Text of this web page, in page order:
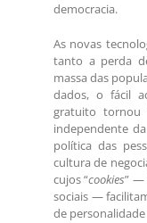
democracia.
As novas
tanto a perda
massa das
dados, o fácil
gratuito tornou
independente
política das
cultura de
cujos “cookies” —
sociais —
de